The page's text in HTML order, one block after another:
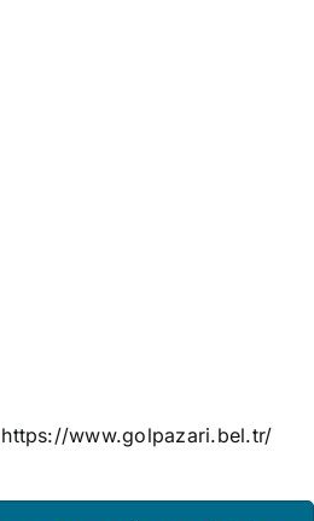
https://www.golpazari.bel.tr/